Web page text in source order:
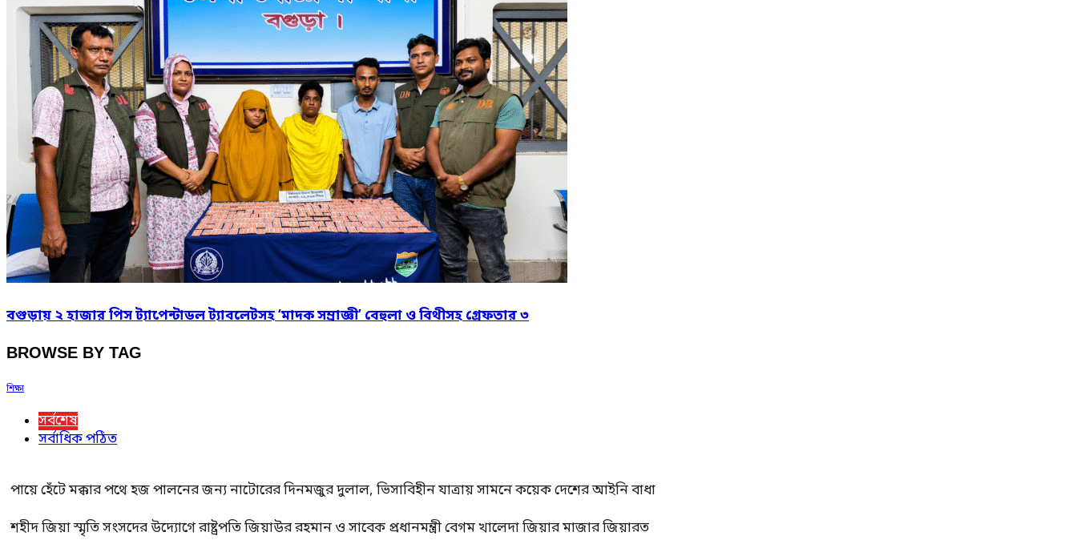
বগুড়ায় ২ হাজার পিস ট্যাপেন্টাডল ট্যাবলেটসহ ‘মাদক সম্রাজ্ঞী’ বেহুলা ও বিথীসহ গ্রেফতার ৩
BROWSE BY TAG
শিক্ষা
সর্বশেষ
সর্বাধিক পঠিত
পায়ে হেঁটে মক্কার পথে হজ পালনের জন্য নাটোরের দিনমজুর দুলাল, ভিসাবিহীন যাত্রায় সামনে কয়েক দেশের আইনি বাধা
শহীদ জিয়া স্মৃতি সংসদের উদ্যোগে রাষ্ট্রপতি জিয়াউর রহমান ও সাবেক প্রধানমন্ত্রী বেগম খালেদা জিয়ার মাজার জিয়ারত